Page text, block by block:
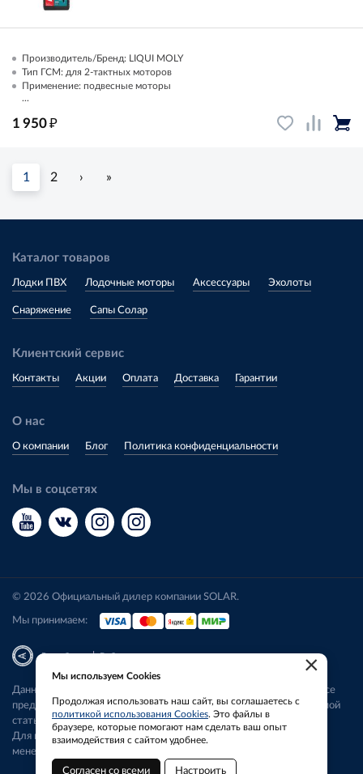
Производитель/Бренд: LIQUI MOLY
Тип ГСМ: для 2-тактных моторов
Применение: подвесные моторы
...
1 950₽
1 2 › »
Каталог товаров
Лодки ПВХ Лодочные моторы Аксессуары Эхолоты
Снаряжение Сапы Солар
Клиентский сервис
Контакты Акции Оплата Доставка Гарантии
О нас
О компании Блог Политика конфиденциальности
Мы в соцсетях
© 2026 Официальный дилер компании SOLAR.
Мы принимаем:
Разработка|Веб-аналитика
Данный сайт носит исключительно информационный характер. Все
представленные предложения не являются офертой, определяемой
статьей 437 ГК РФ.
Для получения подробной информации свяжитесь с нашим
менеджером.
×
Мы используем Cookies
Продолжая использовать наш сайт, вы соглашаетесь с
политикой использования Cookies. Это файлы в
браузере, которые помогают нам сделать ваш опыт
взаимодействия с сайтом удобнее.
Согласен со всеми Настроить